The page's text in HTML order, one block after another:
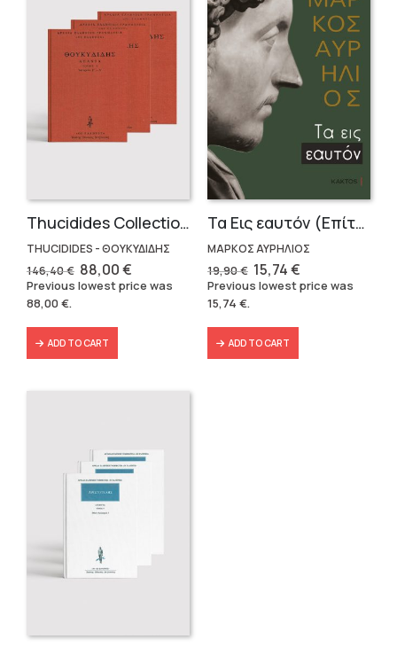
Thucidides Collection – Hardbound Edition (4 volumes)
THUCIDIDES - ΘΟΥΚΥΔΙΔΗΣ
146,40€ Original
price
was:
88,00€Current
price
is:
Previous lowest price was
88,00€.
ADD TO CART
Τα Εις εαυτόν (Επίτομο) – Μάρκος Αυρήλιος
ΜΑΡΚΟΣ ΑΥΡΗΛΙΟΣ
19,90€ Original
price
was:
15,74€Current
price
is:
Previous lowest price was
15,74 €.
ADD TO CART